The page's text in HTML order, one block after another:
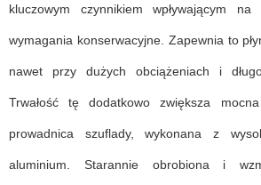
kluczowym czynnikiem wpływającym
wymagania konserwacyjne. Zapewnia to
nawet przy dużych obciążeniach i
Trwałość tę dodatkowo zwiększa
prowadnica szuflady, wykonana z
aluminium. Starannie obrobiona i